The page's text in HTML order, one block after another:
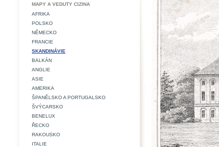
MAPY A VEDUTY CIZINA
AFRIKA
POLSKO
NĚMECKO
FRANCIE
SKANDINÁVIE
BALKÁN
ANGLIE
ASIE
AMERIKA
ŠPANĚLSKO A PORTUGALSKO
ŠVÝCARSKO
BENELUX
ŘECKO
RAKOUSKO
ITALIE